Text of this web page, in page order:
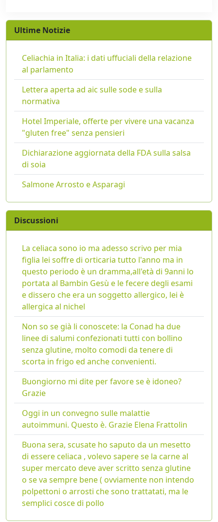
Ultime Notizie
Celiachia in Italia: i dati uffuciali della relazione
al parlamento
Lettera aperta ad aic sulle sode e sulla
normativa
Hotel Imperiale, offerte per vivere una vacanza
"gluten free" senza pensieri
Dichiarazione aggiornata della FDA sulla salsa
di soia
Salmone Arrosto e Asparagi
Discussioni
La celiaca sono io ma adesso scrivo per mia
figlia lei soffre di orticaria tutto l'anno ma in
questo periodo è un dramma,all'età di 9anni lo
portata al Bambin Gesù e le fecere degli esami
e dissero che era un soggetto allergico, lei è
allergica al nichel
Non so se già li conoscete: la Conad ha due
linee di salumi confezionati tutti con bollino
senza glutine, molto comodi da tenere di
scorta in frigo ed anche convenienti.
Buongiorno mi dite per favore se è idoneo?
Grazie
Oggi in un convegno sulle malattie
autoimmuni. Questo è. Grazie Elena Frattolin
Buona sera, scusate ho saputo da un mesetto
di essere celiaca , volevo sapere se la carne al
super mercato deve aver scritto senza glutine
o se va sempre bene ( ovviamente non intendo
polpettoni o arrosti che sono trattatati, ma le
semplici cosce di pollo